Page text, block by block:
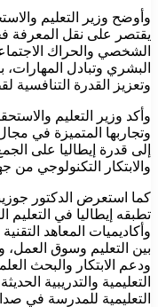
وأوضح وزير التعليم
يقتصر على نقل المعرفة
الشخصي والحراك
البشري وتبادل
وتعزيز القدرة التنافسية
وأكد وزير التعليم
وتجاربها المتميزة في
إلى قدرة إيطاليا على
والابتكار التكنولوجي من
كما استعرض الدكتور
وأكاديميات المعاهد
بين التعليم وسوق
ودعم الابتكار والبحث
التعليمية والتدريبية
التعليمية للمدرسة في